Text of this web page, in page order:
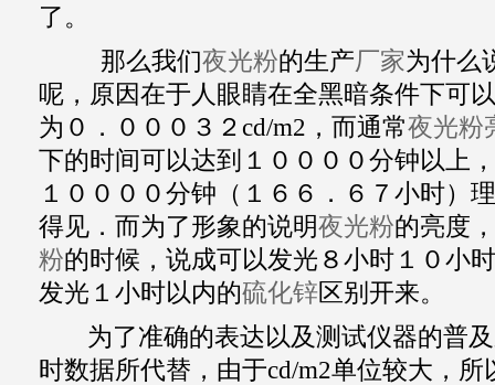
了。
那么我们夜光粉的生产厂家为什么
呢，原因在于人眼睛在全黑暗条件下可
为０．０００３２cd/m2，而通常夜光粉
下的时间可以达到１００００分钟以上
１００００分钟（１６６．６７小时）
得见．而为了形象的说明夜光粉的亮度
粉的时候，说成可以发光８小时１０小
发光１小时以内的硫化锌区别开来。
为了准确的表达以及测试仪器的普
时数据所代替，由于cd/m2单位较大，所